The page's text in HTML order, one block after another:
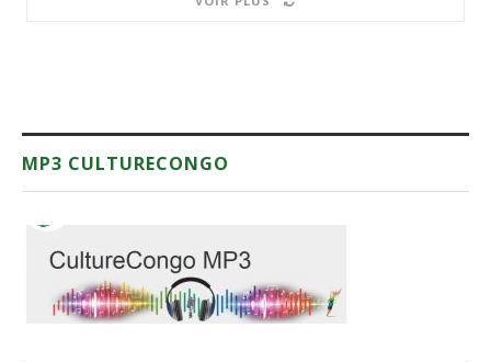
MP3 CULTURECONGO